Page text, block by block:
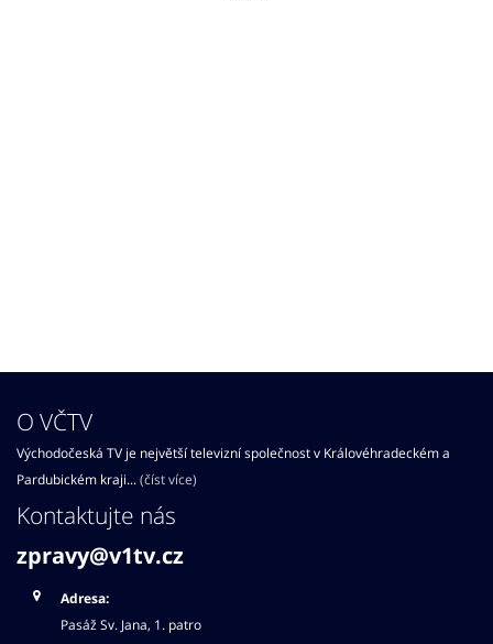
O VČTV
Východočeská TV je největší televizní společnost v Královéhradeckém a
Pardubickém kraji... (číst více)
Kontaktujte nás
zpravy@v1tv.cz
Adresa:
Pasáž Sv. Jana, 1. patro